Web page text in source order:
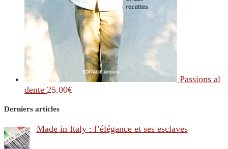
Passions al
dente 25.00€
Derniers articles
Made in Italy : l’élégance et ses esclaves